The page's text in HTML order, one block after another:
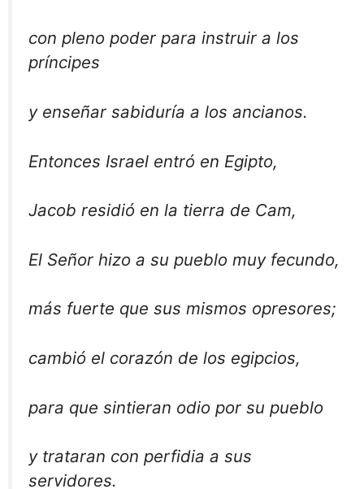
con pleno poder para instruir a los
príncipes
y enseñar sabiduría a los ancianos.
Entonces Israel entró en Egipto,
Jacob residió en la tierra de Cam,
El Señor hizo a su pueblo muy fecundo,
más fuerte que sus mismos opresores;
cambió el corazón de los egipcios,
para que sintieran odio por su pueblo
y trataran con perfidia a sus
servidores.